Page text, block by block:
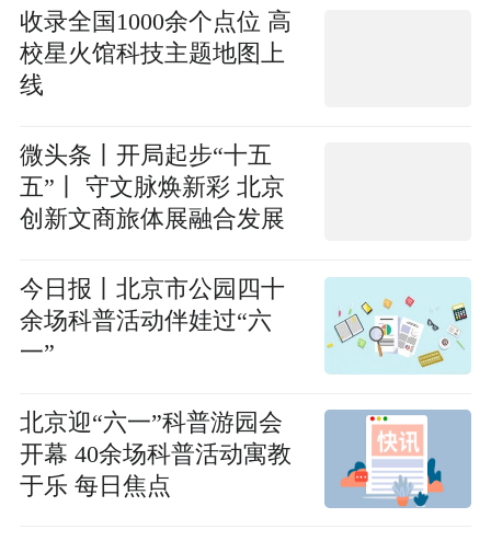
收录全国1000余个点位 高
校星火馆科技主题地图上
线
微头条丨开局起步“十五
五”丨 守文脉焕新彩 北京
创新文商旅体展融合发展
今日报丨北京市公园四十
余场科普活动伴娃过“六
一”
北京迎“六一”科普游园会
开幕 40余场科普活动寓教
于乐 每日焦点